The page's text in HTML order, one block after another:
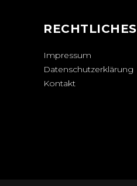
RECHTLICHES
Impressum
Datenschutzerklärung
Kontakt